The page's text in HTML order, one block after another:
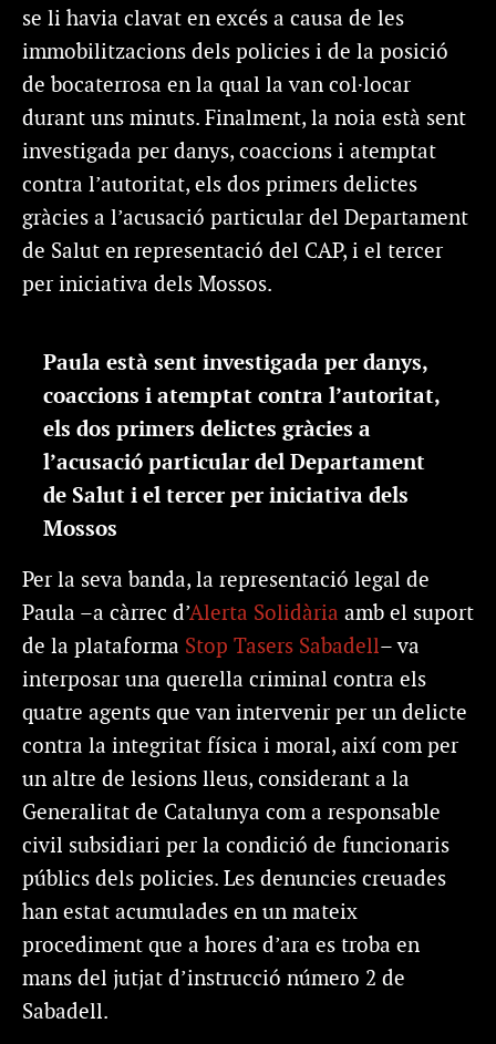
se li havia clavat en excés a causa de les
immobilitzacions dels policies i de la posició
de bocaterrosa en la qual la van col·locar
durant uns minuts. Finalment, la noia està sent
investigada per danys, coaccions i atemptat
contra l’autoritat, els dos primers delictes
gràcies a l’acusació particular del Departament
de Salut en representació del CAP, i el tercer
per iniciativa dels Mossos.
Paula està sent investigada per danys,
coaccions i atemptat contra l’autoritat,
els dos primers delictes gràcies a
l’acusació particular del Departament
de Salut i el tercer per iniciativa dels
Mossos
Per la seva banda, la representació legal de
Paula –a càrrec d’Alerta Solidària amb el suport
de la plataforma Stop Tasers Sabadell– va
interposar una querella criminal contra els
quatre agents que van intervenir per un delicte
contra la integritat física i moral, així com per
un altre de lesions lleus, considerant a la
Generalitat de Catalunya com a responsable
civil subsidiari per la condició de funcionaris
públics dels policies. Les denuncies creuades
han estat acumulades en un mateix
procediment que a hores d’ara es troba en
mans del jutjat d’instrucció número 2 de
Sabadell.